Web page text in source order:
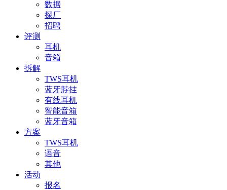
数据
探厂
招聘
评测
耳机
音箱
拆解
TWS耳机
蓝牙脖挂
有线耳机
智能音箱
蓝牙音箱
方案
TWS耳机
语音
其他
活动
报名